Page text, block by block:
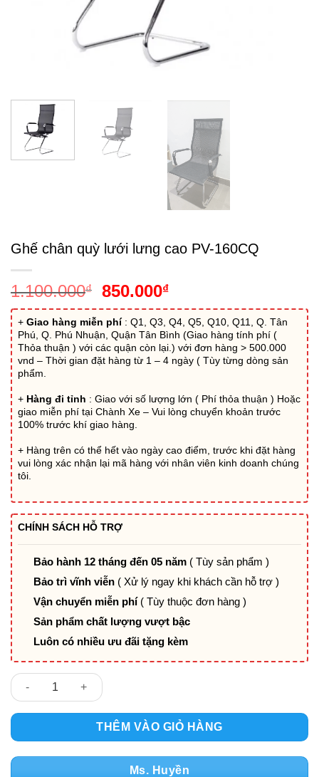
Ghế chân quỳ lưới lưng cao PV-160CQ
1.100.000₫
Giá
gốc
là:
1.100.000₫.
850.000₫Giá
hiện
tại
là:
850.000₫.
+ Giao hàng miễn phí: Q1, Q3, Q4, Q5, Q10, Q11, Q. Tân
Phú, Q. Phú Nhuận, Quận Tân Bình (Giao hàng tính phí (
Thỏa thuận ) với các quận còn lại.) với đơn hàng > 500.000
vnd – Thời gian đặt hàng từ 1 – 4 ngày ( Tùy từng dòng sản
phẩm.
+ Hàng đi tỉnh : Giao với số lượng lớn ( Phí thỏa thuận ) Hoặc
giao miễn phí tại Chành Xe – Vui lòng chuyển khoản trước
100% trước khí giao hàng.
+ Hàng trên có thể hết vào ngày cao điểm, trước khi đặt hàng
vui lòng xác nhận lại mã hàng với nhân viên kinh doanh chúng
tôi.
CHÍNH SÁCH HỖ TRỢ
Bảo hành 12 tháng đến 05 năm ( Tùy sản phẩm )
Bảo trì vĩnh viễn ( Xử lý ngay khi khách cần hỗ trợ )
Vận chuyển miễn phí ( Tùy thuộc đơn hàng )
Sản phẩm chất lượng vượt bậc
Luôn có nhiều ưu đãi tặng kèm
Ghế chân quỳ lưới lưng cao PV-160CQ số lượng
THÊM VÀO GIỎ HÀNG
Ms. Huyền